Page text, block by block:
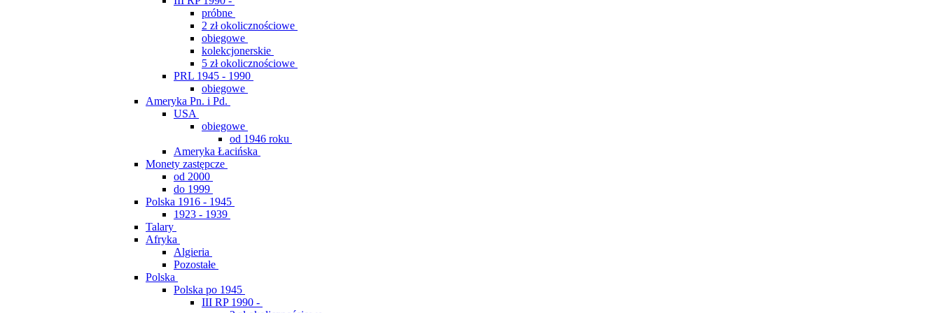
próbne
2 zł okolicznościowe
obiegowe
kolekcjonerskie
5 zł okolicznościowe
PRL 1945 - 1990
obiegowe
Ameryka Pn. i Pd.
USA
obiegowe
od 1946 roku
Ameryka Łacińska
Monety zastępcze
od 2000
do 1999
Polska 1916 - 1945
1923 - 1939
Talary
Afryka
Algieria
Pozostałe
Polska
Polska po 1945
III RP 1990 -